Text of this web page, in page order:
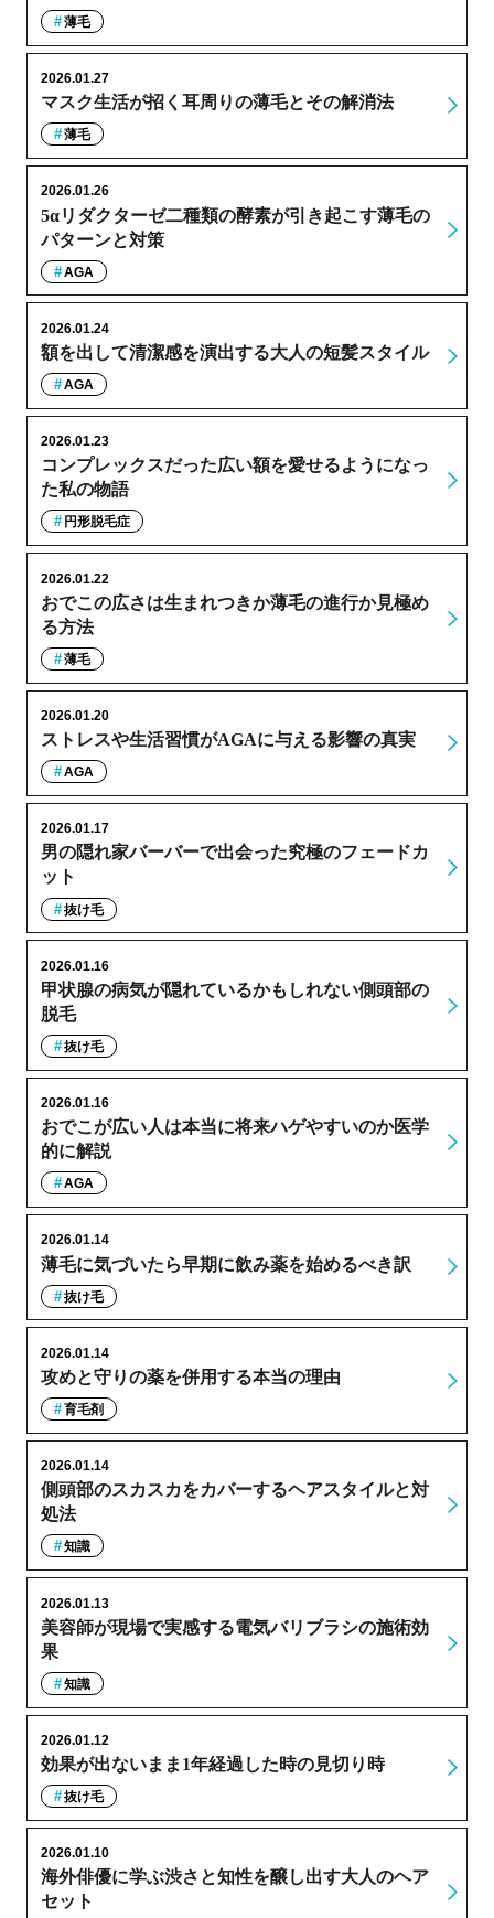
薄毛
マスク生活が招く耳周りの薄毛とその解消法
2026.01.27
薄毛
5αリダクターゼ二種類の酵素が引き起こす薄毛の
パターンと対策
2026.01.26
AGA
額を出して清潔感を演出する大人の短髪スタイル
2026.01.24
AGA
コンプレックスだった広い額を愛せるようになっ
た私の物語
2026.01.23
円形脱毛症
おでこの広さは生まれつきか薄毛の進行か見極め
る方法
2026.01.22
薄毛
ストレスや生活習慣がAGAに与える影響の真実
2026.01.20
AGA
男の隠れ家バーバーで出会った究極のフェードカ
ット
2026.01.17
抜け毛
甲状腺の病気が隠れているかもしれない側頭部の
脱毛
2026.01.16
抜け毛
おでこが広い人は本当に将来ハゲやすいのか医学
的に解説
2026.01.16
AGA
薄毛に気づいたら早期に飲み薬を始めるべき訳
2026.01.14
抜け毛
攻めと守りの薬を併用する本当の理由
2026.01.14
育毛剤
側頭部のスカスカをカバーするヘアスタイルと対
処法
2026.01.14
知識
美容師が現場で実感する電気バリブラシの施術効
果
2026.01.13
知識
効果が出ないまま1年経過した時の見切り時
2026.01.12
抜け毛
海外俳優に学ぶ渋さと知性を醸し出す大人のヘア
セット
2026.01.10